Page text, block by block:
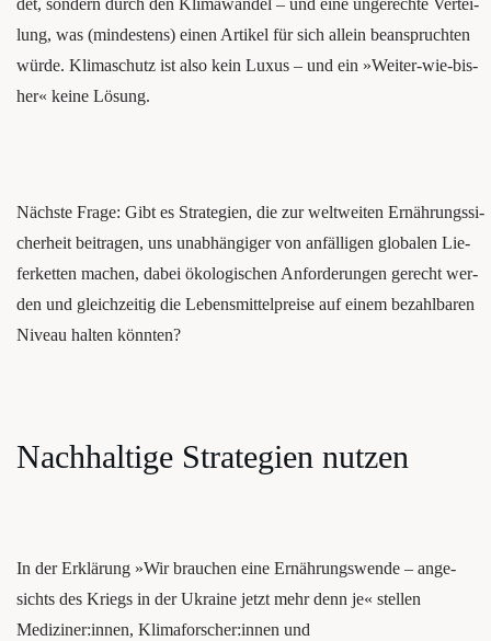
det, son­dern durch den Kli­ma­wan­del – und eine unge­rech­te Ver­tei­
lung, was (min­des­tens) einen Arti­kel für sich allein bean­spruch­ten
wür­de. Kli­ma­schutz ist also kein Luxus – und ein »Wei­ter-wie-bis­
her« kei­ne Lösung.
Nächs­te Fra­ge: Gibt es Stra­te­gien, die zur welt­wei­ten Ernäh­rungs­si­
cher­heit bei­tra­gen, uns unab­hän­gi­ger von anfäl­li­gen glo­ba­len Lie­
fer­ket­ten machen, dabei öko­lo­gi­schen Anfor­de­run­gen gerecht wer­
den und gleich­zei­tig die Lebens­mit­tel­prei­se auf einem bezahl­ba­ren
Niveau hal­ten könnten?
Nach­hal­ti­ge Stra­te­gien nutzen
In der Erklä­rung »Wir brau­chen eine Ernäh­rungs­wen­de – ange­
sichts des Kriegs in der Ukrai­ne jetzt mehr denn je« stel­len
Mediziner:innen, Klimaforscher:innen und